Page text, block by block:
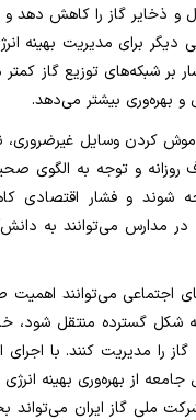
و ذخایر گاز را کاهش دهد
دیگر برای مدیریت بهینه
بر شبکه‌های توزیع گاز
بهره‌وری بیشتر می‌دهد.
کردن وسایل غیرضروری،
و توجه به الگوی
شوند و فشار
مدارس می‌توانند به
اجتماعی می‌توانند
گسترده منتقل شود،
مدیریت کنند. با اجرای
از بهره‌وری بهینه
ملی گاز ایران می‌تواند